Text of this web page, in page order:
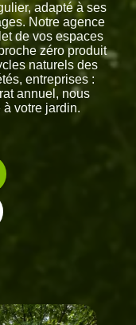
adapté à ses
Notre agence
de vos espaces
zéro produit
naturels des
entreprises :
annuel, nous
votre jardin.